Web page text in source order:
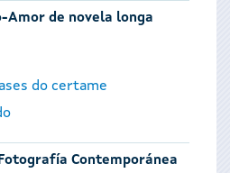
Amor de novela longa
do certame
Contemporánea